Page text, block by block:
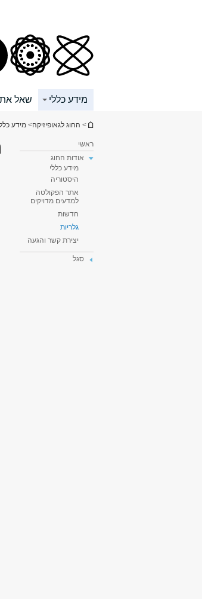
מידע כללי שאל
הינך נמצא כאן
> החוג לגאופיזיקה> מידע
ראשי
אודות החוג
מידע כללי
היסטוריה
אתר הפקולטה
למדעים מדויקים
חדשות
גלריות
יצירת קשר והגעה
סגל